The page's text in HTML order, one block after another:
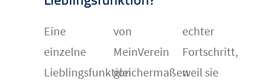
Eine
einzelne
Lieblingsfunktion
von
MeinVerein
gleichermaßen
echter
Fortschritt,
weil sie